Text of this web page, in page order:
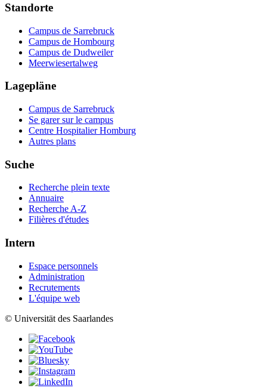
Standorte
Campus de Sarrebruck
Campus de Hombourg
Campus de Dudweiler
Meerwiesertalweg
Lagepläne
Campus de Sarrebruck
Se garer sur le campus
Centre Hospitalier Homburg
Autres plans
Suche
Recherche plein texte
Annuaire
Recherche A-Z
Filières d'études
Intern
Espace personnels
Administration
Recrutements
L'équipe web
© Universität des Saarlandes